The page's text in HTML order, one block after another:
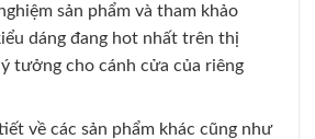
sản phẩm và tham khảo
dáng đang hot nhất trên thị
tưởng cho cánh cửa của riêng
về các sản phẩm khác cũng như